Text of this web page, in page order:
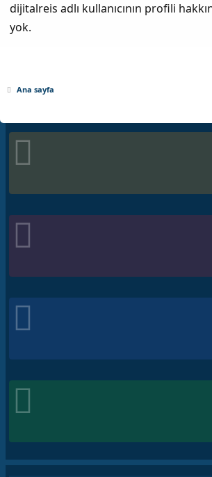
dijitalreis adlı kullanıcının profili
yok.
Ana sayfa